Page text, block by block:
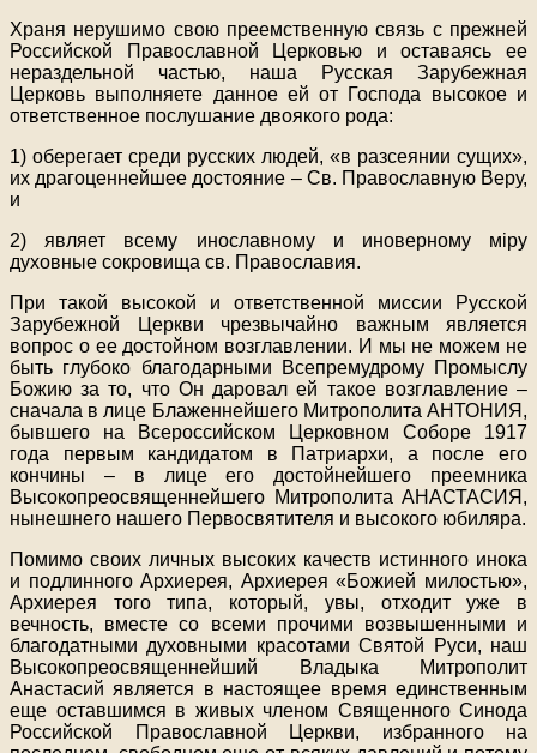
Храня нерушимо свою преемственную связь с прежней
Российской Православной Церковью и оставаясь ее
нераздельной частью, наша Русская Зарубежная
Церковь выполняете данное ей от Господа высокое и
ответственное послушание двоякого рода:
1) оберегает среди русских людей, «в разсеянии сущих»,
их драгоценнейшее достояние – Св. Православную Веру,
и
2) являет всему инославному и иноверному мiру
духовные сокровища св. Православия.
При такой высокой и ответственной миссии Русской
Зарубежной Церкви чрезвычайно важным является
вопрос о ее достойном возглавлении. И мы не можем не
быть глубоко благодарными Всепремудрому Промыслу
Божию за то, что Он даровал ей такое возглавление –
сначала в лице Блаженнейшего Митрополита АНТОНИЯ,
бывшего на Всероссийском Церковном Соборе 1917
года первым кандидатом в Патриархи, а после его
кончины – в лице его достойнейшего преемника
Высокопреосвященнейшего Митрополита АНАСТАСИЯ,
нынешнего нашего Первосвятителя и высокого юбиляра.
Помимо своих личных высоких качеств истинного инока
и подлинного Архиерея, Архиерея «Божией милостью»,
Архиерея того типа, который, увы, отходит уже в
вечность, вместе со всеми прочими возвышенными и
благодатными духовными красотами Святой Руси, наш
Высокопреосвященнейший Владыка Митрополит
Анастасий является в настоящее время единственным
еще оставшимся в живых членом Священного Синода
Российской Православной Церкви, избранного на